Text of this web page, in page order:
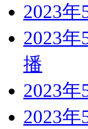
2023
2023
播
2023
2023